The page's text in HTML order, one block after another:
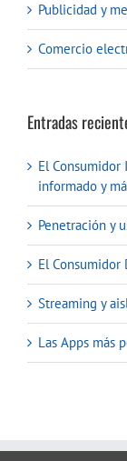
Publicidad y
Comercio
Entradas
El Consumidor
informado y
Penetración y
El
Streaming y
Las Apps más